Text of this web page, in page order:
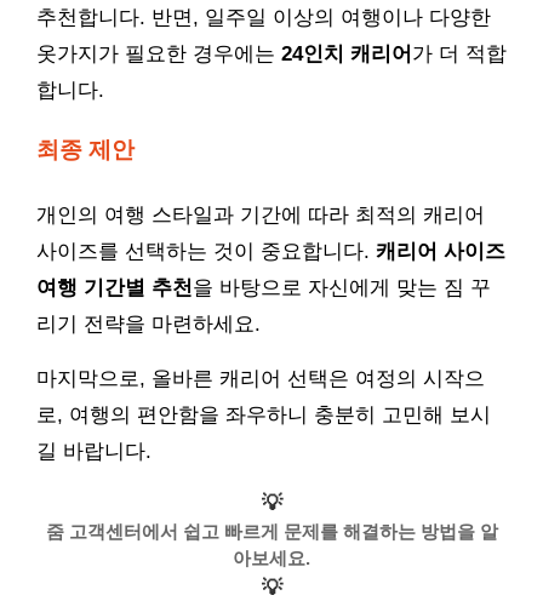
추천합니다. 반면, 일주일 이상의 여행이나 다양한
옷가지가 필요한 경우에는 24인치 캐리어 가 더 적합
합니다.
최종 제안
개인의 여행 스타일과 기간에 따라 최적의 캐리어
사이즈를 선택하는 것이 중요합니다. 캐리어 사이즈
여행 기간별 추천을 바탕으로 자신에게 맞는 짐 꾸
리기 전략을 마련하세요.
마지막으로, 올바른 캐리어 선택은 여정의 시작으
로, 여행의 편안함을 좌우하니 충분히 고민해 보시
길 바랍니다.
💡
줌 고객센터에서 쉽고 빠르게 문제를 해결하는 방법을 알
아보세요.
💡